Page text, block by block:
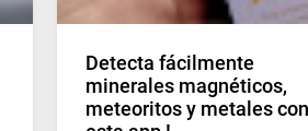
Detecta fácilmente
minerales magnéticos,
meteoritos y metales